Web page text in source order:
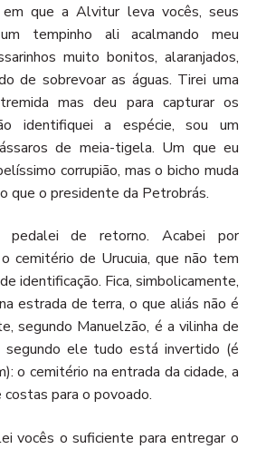
em que a Alvitur leva vocês, seus
tempinho ali acalmando meu
muito bonitos, alaranjados,
de sobrevoar as águas. Tirei uma
mas deu para capturar os
identifiquei a espécie, sou um
de meia-tigela. Um que eu
corrupião, mas o bicho muda
que o presidente da Petrobrás.
pedalei de retorno. Acabei por
cemitério de Urucuia, que não tem
identificação. Fica, simbolicamente,
estrada de terra, o que aliás não é
segundo Manuelzão, é a vilinha de
segundo ele tudo está invertido (é
o cemitério na entrada da cidade, a
costas para o povoado.
vocês o suficiente para entregar o